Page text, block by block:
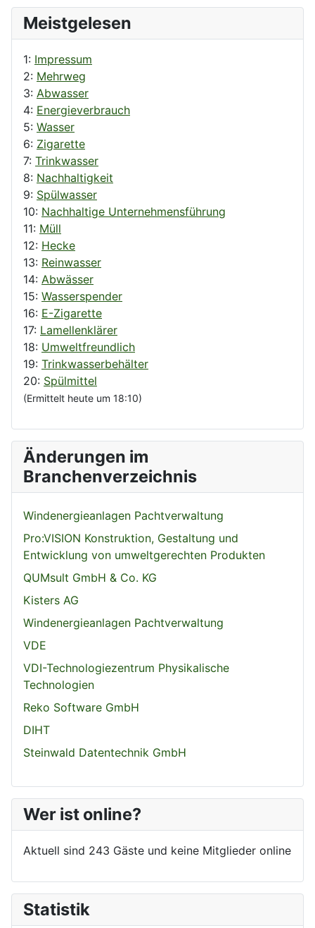
Meistgelesen
1: Impressum
2: Mehrweg
3: Abwasser
4: Energieverbrauch
5: Wasser
6: Zigarette
7: Trinkwasser
8: Nachhaltigkeit
9: Spülwasser
10: Nachhaltige Unternehmensführung
11: Müll
12: Hecke
13: Reinwasser
14: Abwässer
15: Wasserspender
16: E-Zigarette
17: Lamellenklärer
18: Umweltfreundlich
19: Trinkwasserbehälter
20: Spülmittel
(Ermittelt heute um 18:10)
Änderungen im
Branchenverzeichnis
Windenergieanlagen Pachtverwaltung
Pro:VISION Konstruktion, Gestaltung und
Entwicklung von umweltgerechten Produkten
QUMsult GmbH & Co. KG
Kisters AG
Windenergieanlagen Pachtverwaltung
VDE
VDI-Technologiezentrum Physikalische
Technologien
Reko Software GmbH
DIHT
Steinwald Datentechnik GmbH
Wer ist online?
Aktuell sind 243 Gäste und keine Mitglieder online
Statistik